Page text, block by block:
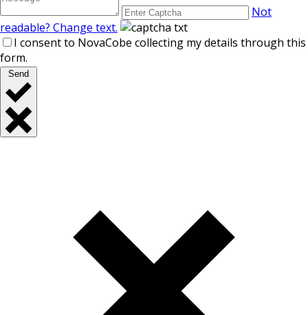
Not
readable? Change text.
I consent to NovaCobe collecting my details through this
form.
Send